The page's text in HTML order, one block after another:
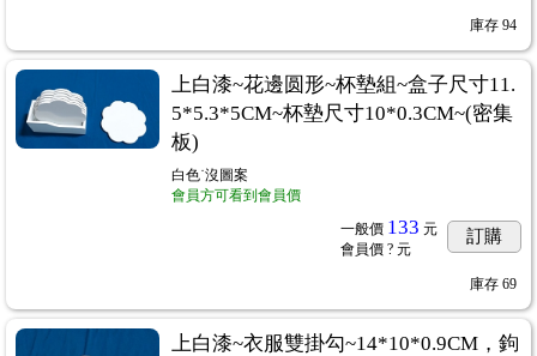
庫存 94
上白漆~花邊圆形~杯墊組~盒子尺寸11.
5*5.3*5CM~杯墊尺寸10*0.3CM~(密集
板)
白色˙沒圖案
會員方可看到會員價
一般價 133 元
會員價 ? 元
訂購
庫存 69
上白漆~衣服雙掛勾~14*10*0.9CM，鉤